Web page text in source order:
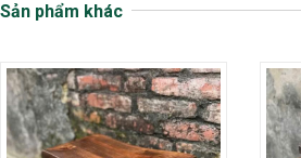
Sản phẩm khác